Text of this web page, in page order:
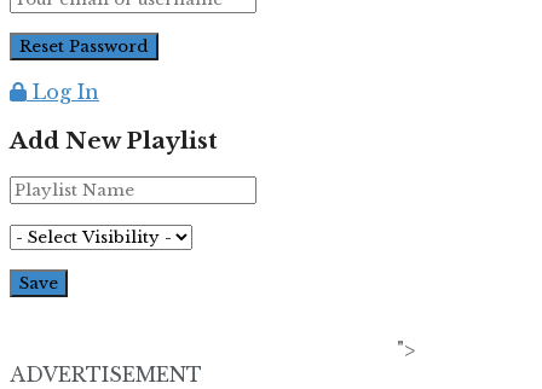
Log In
Add New Playlist
">
ADVERTISEMENT